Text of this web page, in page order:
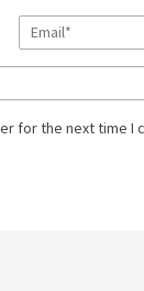
for the next time I